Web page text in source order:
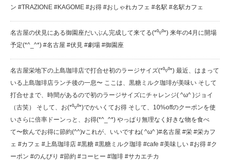
ン #TRAZIONE #KAGOME #お得 #おしゃれカフェ #名駅 #名駅カフェ
名古屋の伏見にある御園座️だいぶん完成して来てる(*⁰▿⁰*) 来年の4月に開場
予定(*^_^*) #名古屋 #伏見 #劇場 #御園座
名古屋栄地下の上島珈琲店で打合せ️初のラージサイズ(*⁰▿⁰*) 最近、はまって
いる上島珈琲店️ランチ後の一息〜 ここは、黒糖ミルク珈琲が美味い️ そして
打合せまで、時間があるので初のラージサイズにチャレンジ( ^ω^ )ジョイ
（古笑） そして、お(*⁰▿⁰*)でかいくてお得️ そして、10%offのクーポンを使
いさらに倍率ドーンっと、お得(*^_^*) やっぱり無理なく好きな物を食べ
て〜飲んでお得に節約(^^)vこれが、いいですね( ^ω^ )#名古屋 #栄 #栄カフ
ェ #カフェ #上島珈琲店 #黒糖 #黒糖ミルク珈琲 #cafe #美味しい #お得 #ク
ーポン #のんびり #節約 #コーヒー #珈琲 #サカエチカ